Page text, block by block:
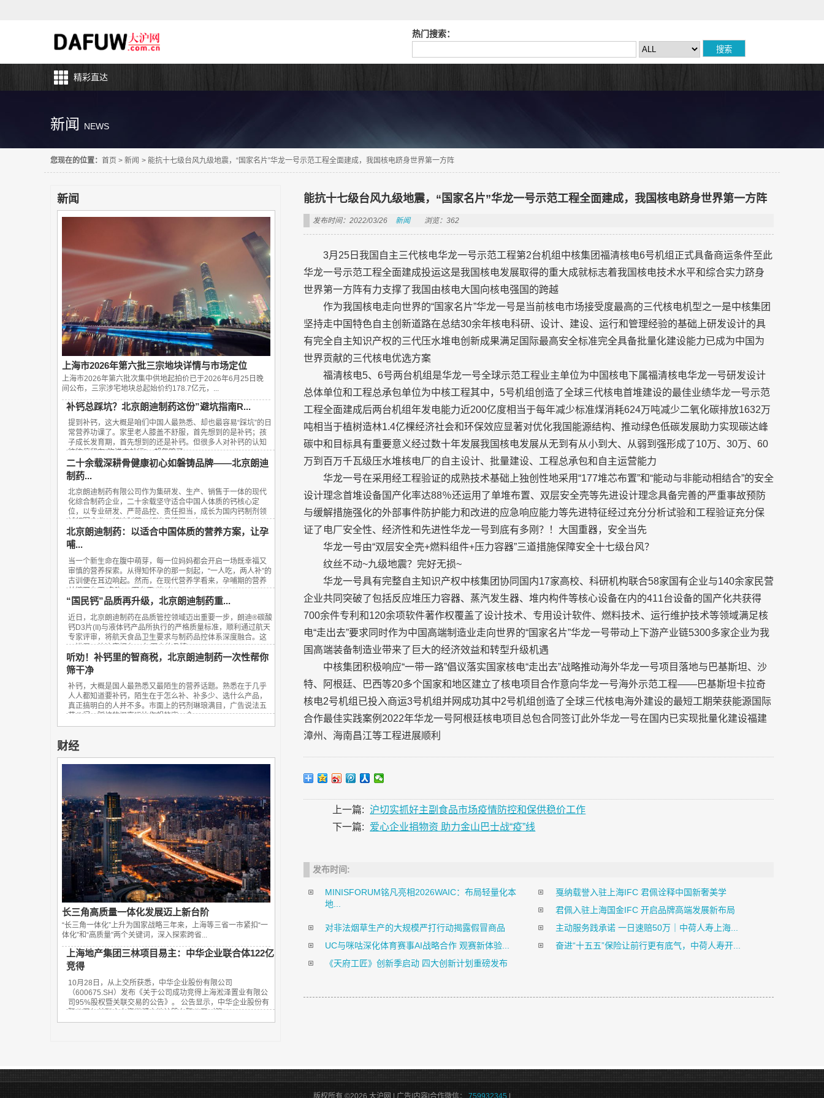
热门搜索：
精彩直达
新闻 NEWS
您现在的位置： 首页 > 新闻 > 能抗十七级台风九级地震，“国家名片”华龙一号示范工程全面建成，我国核电跻身世界第一方阵
新闻
上海市2026年第六批三宗地块详情与市场定位
上海市2026年第六批次集中供地起拍价已于2026年6月25日晚
间公布，‌三宗涉宅地块总起始价约178.7亿元‌，...
补钙总踩坑？北京朗迪制药这份”避坑指南R...
提到补钙，这大概是咱们中国人最熟悉、却也最容易“踩坑”的日
常营养功课了。家里老人膝盖不舒服，首先想到的是补钙；孩
子成长发育期，首先想到的还是补钙。但很多人对补钙的认知
往往停留在“吃进去就行”，却忽略了...
二十余载深耕骨健康初心如磐铸品牌——北京朗迪
制药...
北京朗迪制药有限公司作为集研发、生产、销售于一体的现代
化综合制药企业，二十余载坚守适合中国人体质的钙核心定
位，以专业研发、严苛品控、责任担当，成长为国内钙制剂领
域领军企业，朗迪制药、朗迪品牌深入人...
北京朗迪制药：以适合中国体质的营养方案，让孕
哺...
当一个新生命在腹中萌芽，每一位妈妈都会开启一场既幸福又
审慎的营养探索。从得知怀孕的那一刻起，“一人吃，两人补”的
古训便在耳边响起。然而，在现代营养学看来，孕哺期的营养
关键不在于“多吃”，而在于“补对”。...
“国民钙”品质再升级，北京朗迪制药重...
近日，北京朗迪制药在品质管控领域迈出重要一步，朗迪®碳酸
钙D3片(II)与液体钙产品所执行的严格质量标准，顺利通过航天
专家评审，将航天食品卫生要求与制药品控体系深度融合。这
一进展，让这家拥有23年历史的品牌...
听劝！补钙里的智商税，北京朗迪制药一次性帮你
筛干净
补钙，大概是国人最熟悉又最陌生的营养话题。熟悉在于几乎
人人都知道要补钙，陌生在于怎么补、补多少、选什么产品，
真正搞明白的人并不多。市面上的钙剂琳琅满目，广告说法五
花八门，踩坑的概率远比你想的高。今...
财经
长三角高质量一体化发展迈上新台阶
“长三角一体化”上升为国家战略三年来，上海等三省一市紧扣“一
体化”和“高质量”两个关键词，深入探索跨省...
上海地产集团三林项目易主：中华企业联合体122亿
竞得
10月28日，从上交所获悉，中华企业股份有限公司
（600675.SH）发布《关于公司成功竞得上海淞泽置业有限公
司95%股权暨关联交易的公告》。 公告显示，中华企业股份有
限公司与关联方上海世博土地控股有限公司（简...
能抗十七级台风九级地震，“国家名片”华龙一号示范工程全面建成，我国核电跻身世界第一方阵
发布时间：2022/03/26 新闻 浏览：362
3月25日我国自主三代核电华龙一号示范工程第2台机组中核集团福清核电6号机组正式具备商运条件至此
华龙一号示范工程全面建成投运这是我国核电发展取得的重大成就标志着我国核电技术水平和综合实力跻身
世界第一方阵有力支撑了我国由核电大国向核电强国的跨越
作为我国核电走向世界的“国家名片”华龙一号是当前核电市场接受度最高的三代核电机型之一是中核集团
坚持走中国特色自主创新道路在总结30余年核电科研、设计、建设、运行和管理经验的基础上研发设计的具
有完全自主知识产权的三代压水堆电创新成果满足国际最高安全标准完全具备批量化建设能力已成为中国为
世界贡献的三代核电优选方案
福清核电5、6号两台机组是华龙一号全球示范工程业主单位为中国核电下属福清核电华龙一号研发设计
总体单位和工程总承包单位为中核工程其中，5号机组创造了全球三代核电首堆建设的最佳业绩华龙一号示范
工程全面建成后两台机组年发电能力近200亿度相当于每年减少标准煤消耗624万吨减少二氧化碳排放1632万
吨相当于植树造林1.4亿棵经济社会和环保效应显著对优化我国能源结构、推动绿色低碳发展助力实现碳达峰
碳中和目标具有重要意义经过数十年发展我国核电发展从无到有从小到大、从弱到强形成了10万、30万、60
万到百万千瓦级压水堆核电厂的自主设计、批量建设、工程总承包和自主运营能力
华龙一号在采用经工程验证的成熟技术基础上独创性地采用“177堆芯布置”和“能动与非能动相结合”的安全
设计理念首堆设备国产化率达88％还运用了单堆布置、双层安全壳等先进设计理念具备完善的严重事故预防
与缓解措施强化的外部事件防护能力和改进的应急响应能力等先进特征经过充分分析试验和工程验证充分保
证了电厂安全性、经济性和先进性华龙一号到底有多刚？！大国重器，安全当先
华龙一号由“双层安全壳+燃料组件+压力容器”三道措施保障安全十七级台风？
纹丝不动~九级地震？完好无损~
华龙一号具有完整自主知识产权中核集团协同国内17家高校、科研机构联合58家国有企业与140余家民营
企业共同突破了包括反应堆压力容器、蒸汽发生器、堆内构件等核心设备在内的411台设备的国产化共获得
700余件专利和120余项软件著作权覆盖了设计技术、专用设计软件、燃料技术、运行维护技术等领域满足核
电“走出去”要求同时作为中国高端制造业走向世界的“国家名片”华龙一号带动上下游产业链5300多家企业为我
国高端装备制造业带来了巨大的经济效益和转型升级机遇
中核集团积极响应“一带一路”倡议落实国家核电“走出去”战略推动海外华龙一号项目落地与巴基斯坦、沙
特、阿根廷、巴西等20多个国家和地区建立了核电项目合作意向华龙一号海外示范工程——巴基斯坦卡拉奇
核电2号机组已投入商运3号机组并网成功其中2号机组创造了全球三代核电海外建设的最短工期荣获能源国际
合作最佳实践案例2022年华龙一号阿根廷核电项目总包合同签订此外华龙一号在国内已实现批量化建设福建
漳州、海南昌江等工程进展顺利
上一篇:
沪切实抓好主副食品市场疫情防控和保供稳价工作
下一篇:
爱心企业捐物资 助力金山巴士战“疫”线
发布时间:
MINISFORUM铭凡亮相2026WAIC：布局轻量化本
地...
戛纳载誉入驻上海IFC 君佩诠释中国新奢美学
君佩入驻上海国金IFC 开启品牌高端发展新布局
对非法烟草生产的大规模严打行动揭露假冒商品
主动服务践承诺 一日速赔50万｜中荷人寿上海...
UC与咪咕深化体育赛事AI战略合作 观赛新体验...
奋进“十五五”保险让前行更有底气，中荷人寿开...
《天府工匠》创新季启动 四大创新计划重磅发布